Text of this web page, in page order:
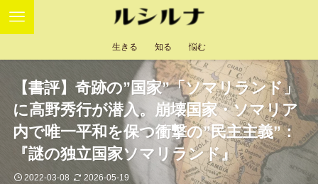
生きる 知る 悩む
【書評】奇跡の”国家”「ソマリランド」
に高野秀行が潜入。崩壊国家・ソマリア
内で唯一平和を保つ衝撃の”民主主義”：
『謎の独立国家ソマリランド』
2022-03-08 2026-05-19